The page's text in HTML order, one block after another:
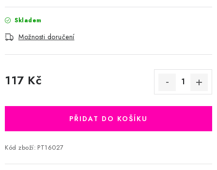
Skladem
Možnosti doručení
117 Kč
PŘIDAT DO KOŠÍKU
Kód zboží: PT16027